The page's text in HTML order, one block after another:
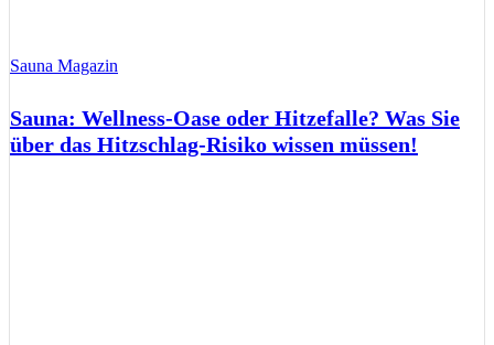
Sauna Magazin
Sauna: Wellness-Oase oder Hitzefalle? Was Sie
über das Hitzschlag-Risiko wissen müssen!